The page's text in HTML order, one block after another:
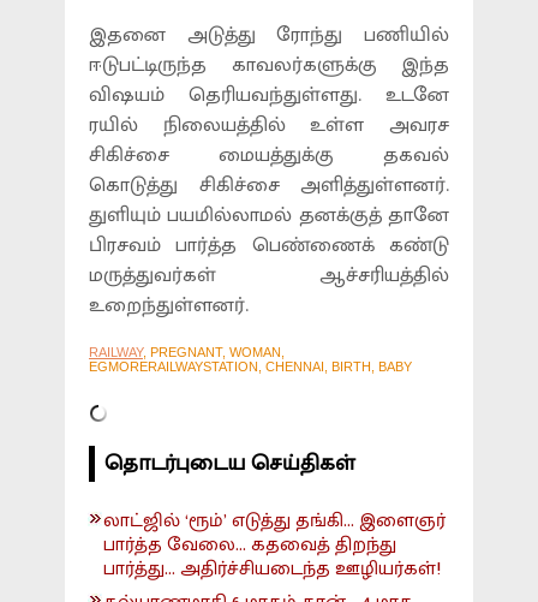
இதனை அடுத்து ரோந்து பணியில்
ஈடுபட்டிருந்த காவலர்களுக்கு இந்த
விஷயம் தெரியவந்துள்ளது. உடனே
ரயில் நிலையத்தில் உள்ள அவரச
சிகிச்சை மையத்துக்கு தகவல்
கொடுத்து சிகிச்சை அளித்துள்ளனர்.
துளியும் பயமில்லாமல் தனக்குத் தானே
பிரசவம் பார்த்த பெண்ணைக் கண்டு
மருத்துவர்கள் ஆச்சரியத்தில்
உறைந்துள்ளனர்.
RAILWAY, PREGNANT, WOMAN,
EGMORERAILWAYSTATION, CHENNAI, BIRTH, BABY
தொடர்புடைய செய்திகள்
லாட்ஜில் ‘ரூம்’ எடுத்து தங்கி... இளைஞர்
பார்த்த வேலை... கதவைத் திறந்து
பார்த்து... அதிர்ச்சியடைந்த ஊழியர்கள்!